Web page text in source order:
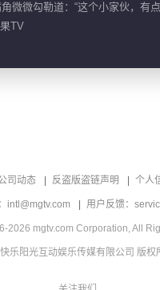
微微勾勒道：“这个小家伙，有
TV
司动态 反盗版盗链声明 个人
intl@mgtv.com 用户反馈：
2026 mgtv.com Corporation, All
乐阳光互动娱乐传媒有限公司 版权